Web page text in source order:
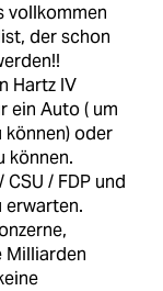
vollkommen
der schon
Hartz IV
ein Auto ( um
oder
können.
/ FDP und
erwarten.
Milliarden